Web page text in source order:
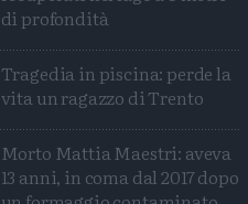
di profondità
Tragedia in piscina: perde la
vita un ragazzo di Trento
Morto Mattia Maestri: aveva
13 anni, in coma dal 2017 dopo